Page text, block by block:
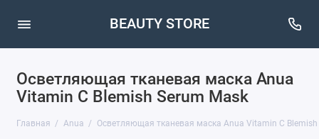
BEAUTY STORE
Осветляющая тканевая маска Anua
Vitamin C Blemish Serum Mask
Главная Anua Осветляющая тканевая маска Anua Vitamin C Blemish